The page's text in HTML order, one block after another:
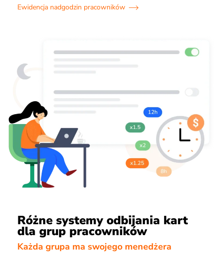
Ewidencja nadgodzin pracowników
Różne systemy odbijania kart
dla grup pracowników
Każda grupa ma swojego menedżera